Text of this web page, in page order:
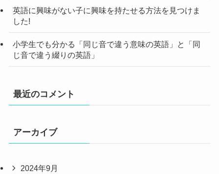
英語に興味がない子に興味を持たせる方法を見つけま
した!
小学生でも分かる「同じ音で違う意味の英語」と「同
じ音で違う綴りの英語」
最近のコメント
アーカイブ
2024年9月